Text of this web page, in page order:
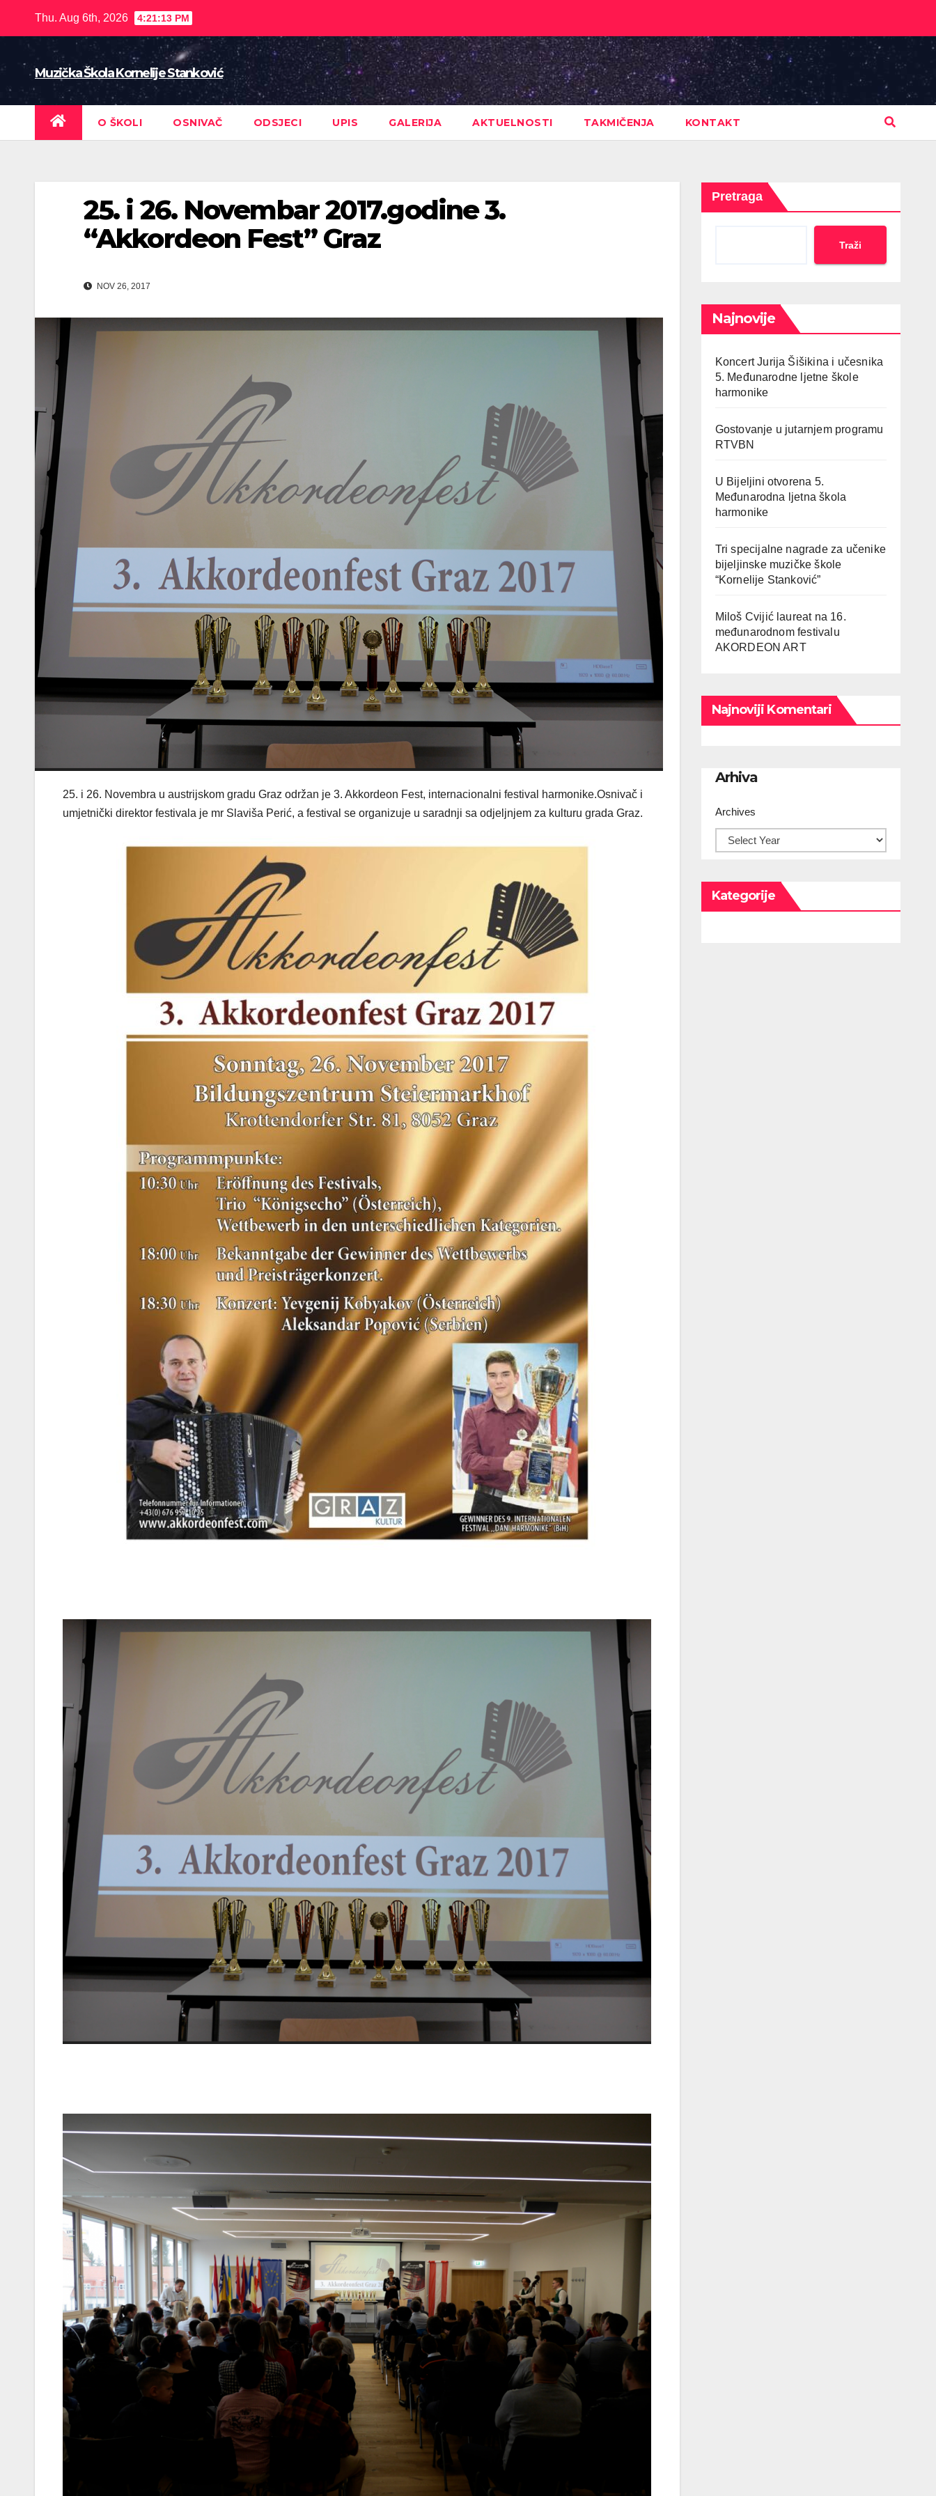
Thu. Aug 6th, 2026 4:21:16 PM
Muzička Škola Kornelije Stanković
O ŠKOLI OSNIVAČ ODSJECI UPIS GALERIJA AKTUELNOSTI TAKMIČENJA KONTAKT
25. i 26. Novembar 2017.godine 3.
“Akkordeon Fest” Graz
NOV 26, 2017
25. i 26. Novembra u austrijskom gradu Graz održan je 3. Akkordeon Fest, internacionalni festival harmonike.Osnivač i
umjetnički direktor festivala je mr Slaviša Perić, a festival se organizuje u saradnji sa odjeljnjem za kulturu grada Graz.
Pretraga
Traži
Najnovije
Koncert Jurija Šišikina i učesnika
5. Međunarodne ljetne škole
harmonike
Gostovanje u jutarnjem programu
RTVBN
U Bijeljini otvorena 5.
Međunarodna ljetna škola
harmonike
Tri specijalne nagrade za učenike
bijeljinske muzičke škole
“Kornelije Stanković”
Miloš Cvijić laureat na 16.
međunarodnom festivalu
AKORDEON ART
Najnoviji Komentari
Arhiva
Archives
Kategorije